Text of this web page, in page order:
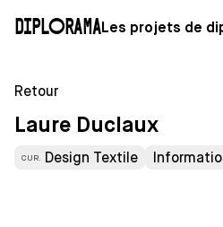
DiploramaLes projets de
Retour
Laure Duclaux
CUR. Design Textile